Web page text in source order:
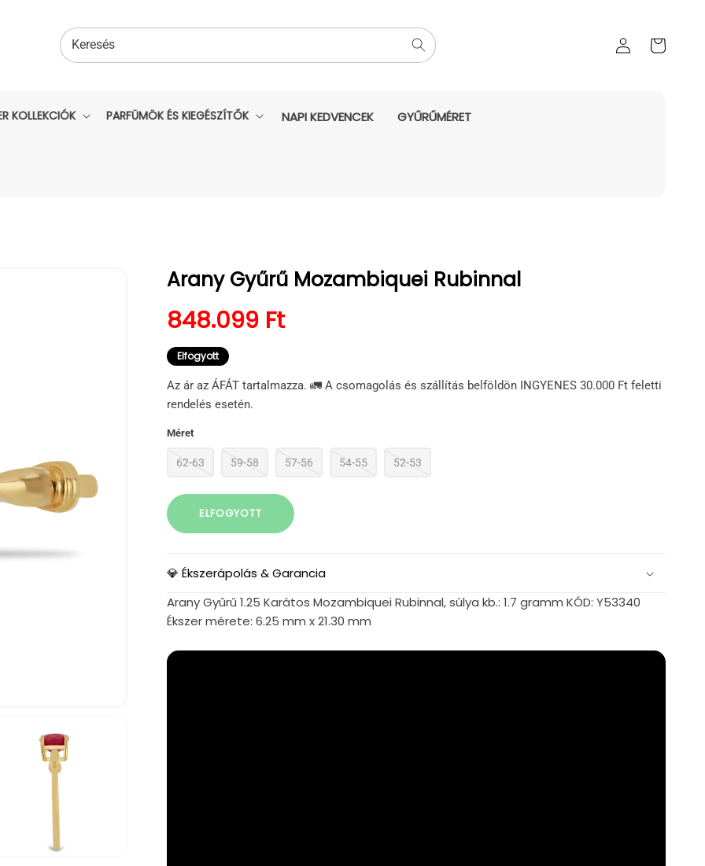
Bejelentkezés
kosara
Keresés
KOLLEKCIÓK PARFÜMÖK ÉS KIEGÉSZÍTŐK NAPI KEDVENCEK GYŰRŰMÉRET
Arany Gyűrű Mozambiquei Rubinnal
Normál ár
848.099 Ft
Elfogyott
Az ár az ÁFÁT tartalmazza. 🚛 A csomagolás és szállítás belföldön INGYENES 30.000 Ft feletti
rendelés esetén.
Méret
62-63 59-58 57-56 54-55 52-53
ELFOGYOTT
💎 Ékszerápolás & Garancia
Arany Gyűrű 1.25 Karátos Mozambiquei Rubinnal, súlya kb.: 1.7 gramm KÓD: Y53340
Ékszer mérete: 6.25 mm x 21.30 mm